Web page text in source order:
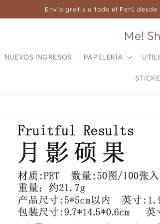
Envío gratis a todo el Perú
Me!
NUEVOS INGRESOS PAPELERÍA